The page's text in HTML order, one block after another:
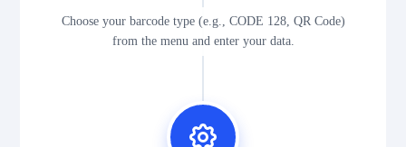
Choose your barcode type (e.g., CODE 128, QR Code)
from the menu and enter your data.